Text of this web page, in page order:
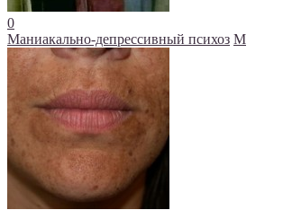
0
Маниакально-депрессивный психоз М